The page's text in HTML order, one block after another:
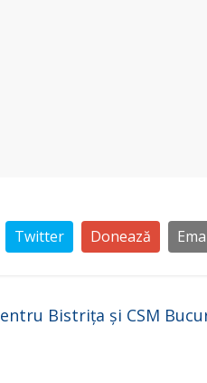
Twitter Donează
Bistrița și CSM